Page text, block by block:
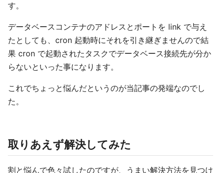
す。
データベースコンテナのアドレスとポートを link で与え
たとしても、cron 起動時にそれを引き継ぎませんので結
果 cron で起動されたタスクでデータベース接続先が分か
らないといった事になります。
これでちょっと悩んだというのが当記事の発端なのでし
た。
取りあえず解決してみた
割と悩んで色々試したのですが、うまい解決方法を見つけ